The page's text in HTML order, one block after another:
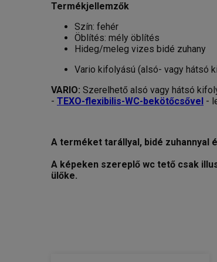
Termékjellemzők
Szín: fehér
Öblítés: mély öblítés
Hideg/meleg vizes bidé zuhany
Vario kifolyású (alsó- vagy hátsó
VARIO: Szerelhető alsó vagy hátsó
- TEXO-flexibilis-WC-bekötőcsővel -
A terméket tarállyal, bidé zuhannyal
A képeken szereplő wc tető csak
ülőke.